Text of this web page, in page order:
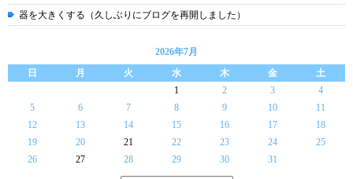
器を大きくする（久しぶりにブログを再開しました）
2026年7月
日
月 火 水 木 金
土
1
2 3
4
5
6 7 8 9 10
11
12
13 14 15 16 17
18
19
20 21 22 23 24
25
26
27 28 29 30 31